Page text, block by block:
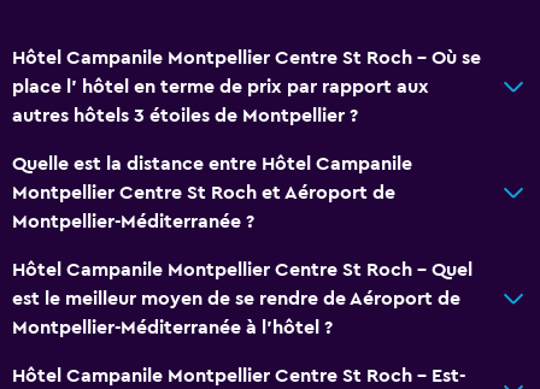
Hôtel Campanile Montpellier Centre St Roch - Où se
place l’ hôtel en terme de prix par rapport aux
autres hôtels 3 étoiles de Montpellier ?
Quelle est la distance entre Hôtel Campanile
Montpellier Centre St Roch et Aéroport de
Montpellier-Méditerranée ?
Hôtel Campanile Montpellier Centre St Roch - Quel
est le meilleur moyen de se rendre de Aéroport de
Montpellier-Méditerranée à l’hôtel ?
Hôtel Campanile Montpellier Centre St Roch - Est-